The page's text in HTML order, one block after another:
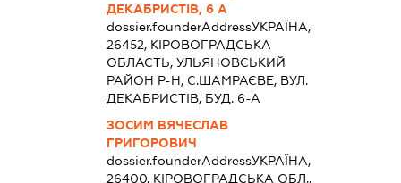
ДЕКАБРИСТІВ, 6 А
dossier.founderAddressУКРАЇНА,
26452, КIРОВОГРАДСЬКА
ОБЛАСТЬ, УЛЬЯНОВСЬКИЙ
РАЙОН Р-Н, С.ШАМРАЄВЕ, ВУЛ.
ДЕКАБРИСТІВ, БУД. 6-А
ЗОСИМ ВЯЧЕСЛАВ
ГРИГОРОВИЧ
dossier.founderAddressУКРАЇНА,
26400, КІРОВОГРАДСЬКА ОБЛ.,